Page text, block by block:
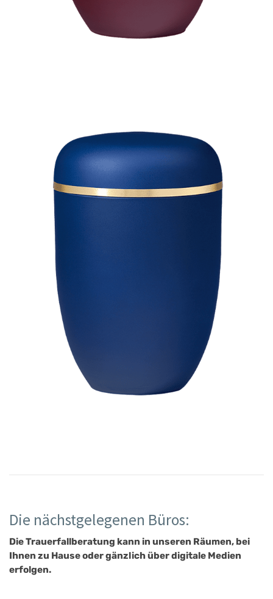
Die nächstgelegenen Büros:
Die Trauerfallberatung kann in unseren Räumen, bei
Ihnen zu Hause oder gänzlich über digitale Medien
erfolgen.